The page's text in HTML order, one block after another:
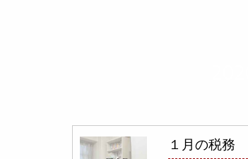
１月の税務